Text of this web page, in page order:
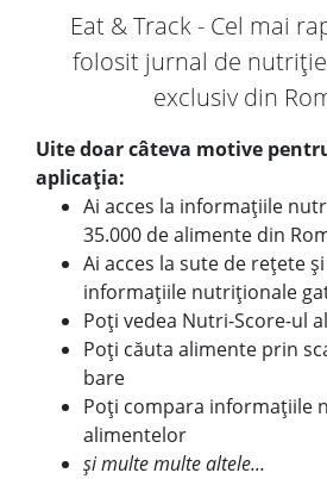
Eat & Track - Cel mai
folosit jurnal de
exclusiv din
Uite doar câteva motive
aplicația:
Ai acces la informațiile
35.000 de alimente din
Ai acces la sute de rețete
informațiile nutriționale
Poți vedea Nutri-Score-ul
Poți căuta alimente prin
bare
Poți compara informațiile
alimentelor
și multe multe altele...